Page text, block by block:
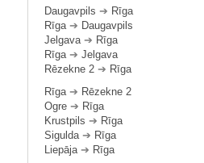
Daugavpils ➔ Rīga
Rīga➔ Daugavpils
Jelgava➔ Rīga
Rīga➔ Jelgava
Rēzekne 2 ➔ Rīga
Rīga➔ Rēzekne 2
Ogre ➔ Rīga
Krustpils ➔ Rīga
Sigulda➔ Rīga
Liepāja➔ Rīga